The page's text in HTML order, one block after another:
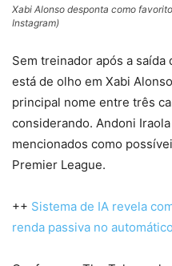
Xabi Alonso desponta como
Instagram)
Sem treinador após a saída
está de olho em Xabi
principal nome entre três
considerando. Andoni
mencionados como
Premier League.
++ Sistema de IA revela
renda passiva no automático